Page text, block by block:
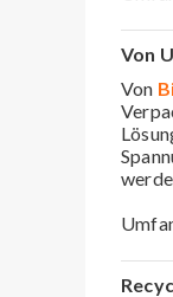
Von
Von